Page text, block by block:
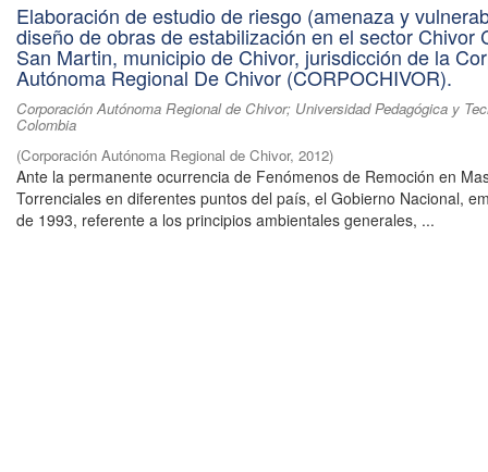
Elaboración de estudio de riesgo (amenaza y
diseño de obras de estabilización en el sector Chivor
San Martin, municipio de Chivor, jurisdicción de la
Autónoma Regional De Chivor (CORPOCHIVOR).
Corporación Autónoma Regional de Chivor; Universidad Pedagógica y
Colombia
(Corporación Autónoma Regional de Chivor, 2012)
Ante la permanente ocurrencia de Fenómenos de Remoción en
Torrenciales en diferentes puntos del país, el Gobierno Nacional,
de 1993, referente a los principios ambientales generales, ...